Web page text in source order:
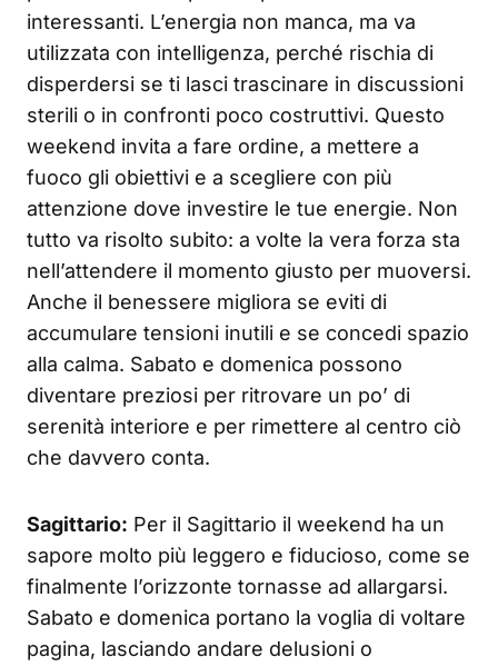
interessanti. L’energia non manca, ma va
utilizzata con intelligenza, perché rischia di
disperdersi se ti lasci trascinare in discussioni
sterili o in confronti poco costruttivi. Questo
weekend invita a fare ordine, a mettere a
fuoco gli obiettivi e a scegliere con più
attenzione dove investire le tue energie. Non
tutto va risolto subito: a volte la vera forza sta
nell’attendere il momento giusto per muoversi.
Anche il benessere migliora se eviti di
accumulare tensioni inutili e se concedi spazio
alla calma. Sabato e domenica possono
diventare preziosi per ritrovare un po’ di
serenità interiore e per rimettere al centro ciò
che davvero conta.
Sagittario: Per il Sagittario il weekend ha un
sapore molto più leggero e fiducioso, come se
finalmente l’orizzonte tornasse ad allargarsi.
Sabato e domenica portano la voglia di voltare
pagina, lasciando andare delusioni o